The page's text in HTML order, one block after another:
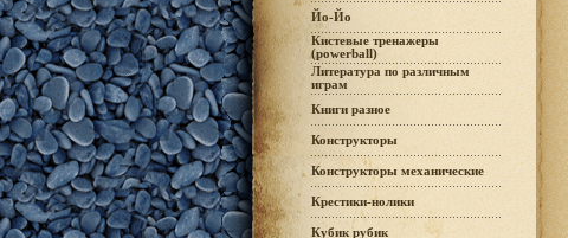
Йо-Йо
Кистевые тренажеры
(powerball)
Литература по различным
играм
Книги разное
Конструкторы
Конструкторы механические
Крестики-нолики
Кубик рубик